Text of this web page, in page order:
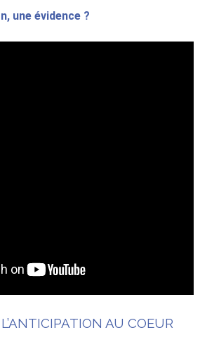
une évidence ?
AU COEUR